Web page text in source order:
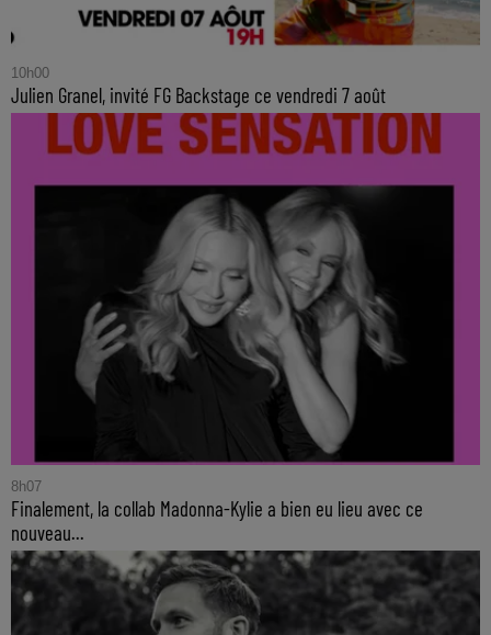
10h00
Julien Granel, invité FG Backstage ce vendredi 7 août
8h07
Finalement, la collab Madonna-Kylie a bien eu lieu avec ce
nouveau...